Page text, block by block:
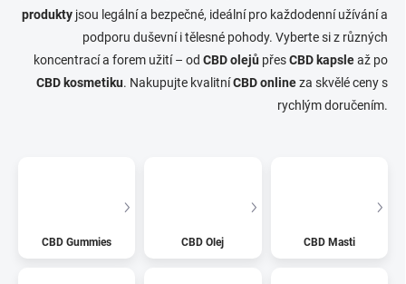
produkty jsou legální a bezpečné, ideální pro každodenní užívání a
podporu duševní i tělesné pohody. Vyberte si z různých
koncentrací a forem užití – od CBD olejů přesCBD kapsleaž po
CBD kosmetiku. Nakupujte kvalitníCBD onlineza skvělé ceny s
rychlým doručením.
CBD Gummies CBD Olej CBD Masti